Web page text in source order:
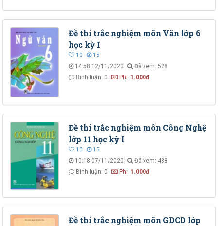
Đề thi trắc nghiệm môn Văn lớp 6
học kỳ I
10
15
14:58 12/11/2020
Đã xem: 528
Bình luận: 0
Phí: 1.000đ
Đề thi trắc nghiệm môn Công Nghệ
lớp 11 học kỳ I
10
15
10:18 07/11/2020
Đã xem: 488
Bình luận: 0
Phí: 1.000đ
Đề thi trắc nghiệm môn GDCD lớp